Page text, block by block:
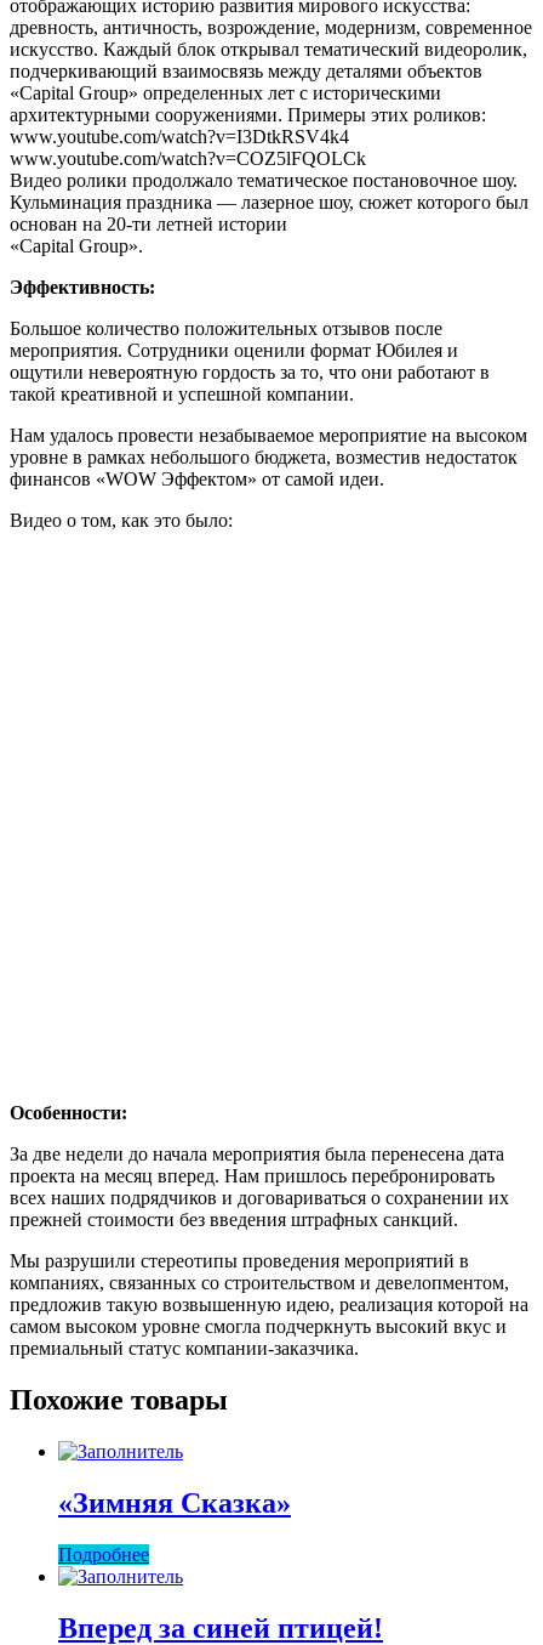
отображающих историю развития мирового искусства:
древность, античность, возрождение, модернизм, современное
искусство. Каждый блок открывал тематический видеоролик,
подчеркивающий взаимосвязь между деталями объектов
«Capital Group» определенных лет с историческими
архитектурными сооружениями. Примеры этих роликов:
www.youtube.com/watch?v=I3DtkRSV4k4
www.youtube.com/watch?v=COZ5lFQOLCk
Видео ролики продолжало тематическое постановочное шоу.
Кульминация праздника — лазерное шоу, сюжет которого был
основан на 20-ти летней истории
«Capital Group».
Эффективность:
Большое количество положительных отзывов после
мероприятия. Сотрудники оценили формат Юбилея и
ощутили невероятную гордость за то, что они работают в
такой креативной и успешной компании.
Нам удалось провести незабываемое мероприятие на высоком
уровне в рамках небольшого бюджета, возместив недостаток
финансов «WOW Эффектом» от самой идеи.
Видео о том, как это было:
Особенности:
За две недели до начала мероприятия была перенесена дата
проекта на месяц вперед. Нам пришлось перебронировать
всех наших подрядчиков и договариваться о сохранении их
прежней стоимости без введения штрафных санкций.
Мы разрушили стереотипы проведения мероприятий в
компаниях, связанных со строительством и девелопментом,
предложив такую возвышенную идею, реализация которой на
самом высоком уровне смогла подчеркнуть высокий вкус и
премиальный статус компании-заказчика.
Похожие товары
«Зимняя Сказка»
Подробнее
Вперед за синей птицей!